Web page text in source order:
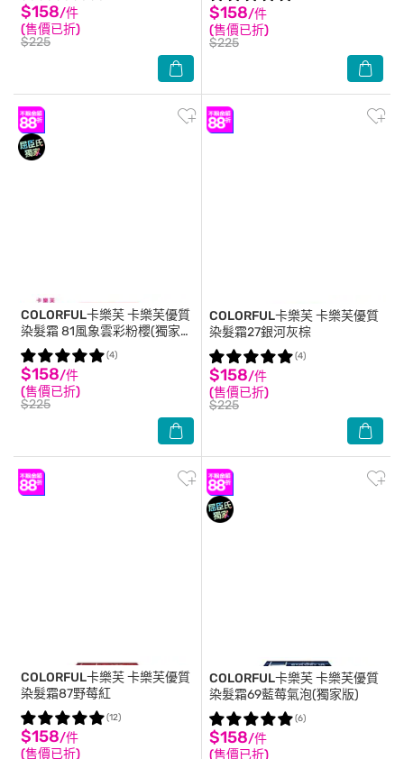
$158/件
(售價已折)
$225
$158/件
(售價已折)
$225
COLORFUL卡樂芙卡樂芙優質
染髮霜 81風象雲彩粉櫻(獨家
版)
$158/件
(售價已折)
$225
(4)
COLORFUL卡樂芙卡樂芙優質
染髮霜27銀河灰棕
$158/件
(售價已折)
$225
(4)
COLORFUL卡樂芙卡樂芙優質
染髮霜87野莓紅
$158/件
(售價已折)
(12)
COLORFUL卡樂芙卡樂芙優質
染髮霜69藍莓氣泡(獨家版)
$158/件
(售價已折)
(6)